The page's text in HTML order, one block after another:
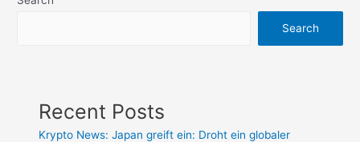
Search
Recent Posts
Krypto News: Japan greift ein: Droht ein globaler